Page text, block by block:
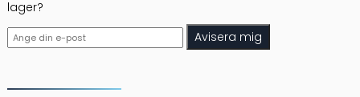
lager?
Avisera mig